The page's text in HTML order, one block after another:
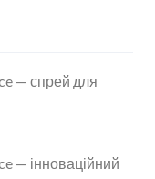
— спрей для
— інноваційний